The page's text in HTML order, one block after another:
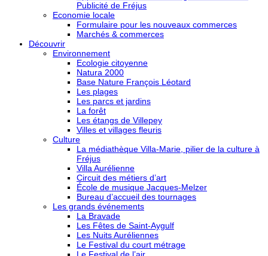
Publicité de Fréjus
Economie locale
Formulaire pour les nouveaux commerces
Marchés & commerces
Découvrir
Environnement
Ecologie citoyenne
Natura 2000
Base Nature François Léotard
Les plages
Les parcs et jardins
La forêt
Les étangs de Villepey
Villes et villages fleuris
Culture
La médiathèque Villa-Marie, pilier de la culture à
Fréjus
Villa Aurélienne
Circuit des métiers d’art
École de musique Jacques-Melzer
Bureau d’accueil des tournages
Les grands événements
La Bravade
Les Fêtes de Saint-Aygulf
Les Nuits Auréliennes
Le Festival du court métrage